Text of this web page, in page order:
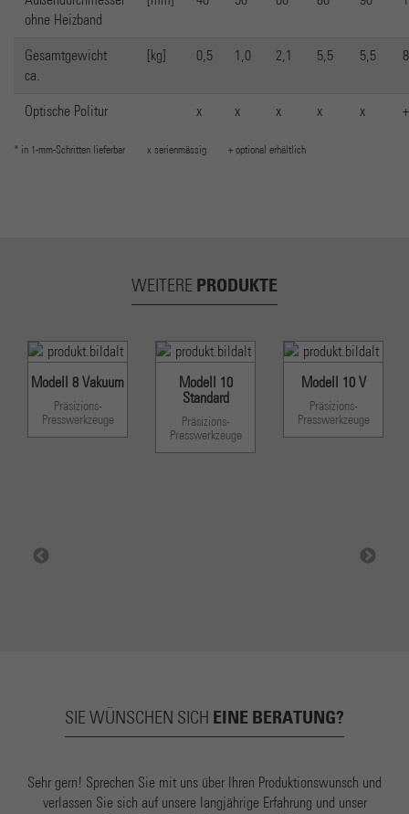
ohne Heizband
Gesamtgewicht
ca.
[kg] 0,5 1,0 2,1 5,5 5,5
Optische Politur x x x x x +
* in 1-mm-Schritten lieferbar x serienmässig + optional erhältlich
WEITERE PRODUKTE
Modell 8 Vakuum
Präsizions-
Presswerkzeuge
Modell 10
Standard
Präsizions-
Presswerkzeuge
Modell 10 V
Präsizions-
Presswerkzeuge
SIE WÜNSCHEN SICH EINE BERATUNG?
Sehr gern! Sprechen Sie mit uns über Ihren Produktionswunsch und
verlassen Sie sich auf unsere langjährige Erfahrung und unser